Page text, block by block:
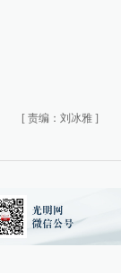
[ 责编：刘冰雅 ]